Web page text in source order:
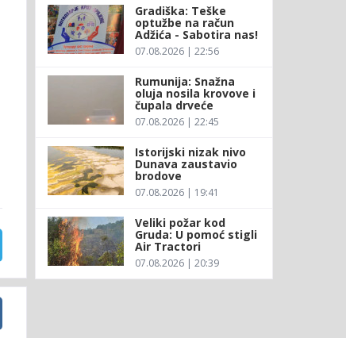
Gradiška: Teške
optužbe na račun
Adžića - Sabotira nas!
07.08.2026 | 22:56
Rumunija: Snažna
oluja nosila krovove i
čupala drveće
07.08.2026 | 22:45
Istorijski nizak nivo
Dunava zaustavio
brodove
07.08.2026 | 19:41
Veliki požar kod
Gruda: U pomoć stigli
Air Tractori
07.08.2026 | 20:39